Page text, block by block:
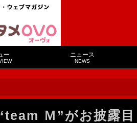
ー ニュース
NEWS
Ｍ”がお披露